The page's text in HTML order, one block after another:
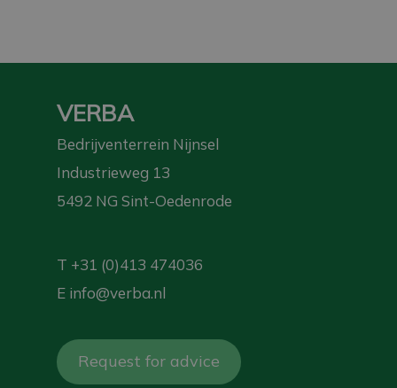
VERBA
Bedrijventerrein Nijnsel
Industrieweg 13
5492 NG Sint-Oedenrode
T +31 (0)413 474036
E info@verba.nl
Request for advice